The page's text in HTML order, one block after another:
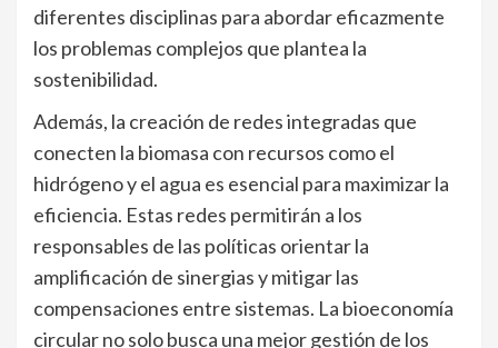
diferentes disciplinas para abordar eficazmente
los problemas complejos que plantea la
sostenibilidad.
Además, la creación de redes integradas que
conecten la biomasa con recursos como el
hidrógeno y el agua es esencial para maximizar la
eficiencia. Estas redes permitirán a los
responsables de las políticas orientar la
amplificación de sinergias y mitigar las
compensaciones entre sistemas. La bioeconomía
circular no solo busca una mejor gestión de los